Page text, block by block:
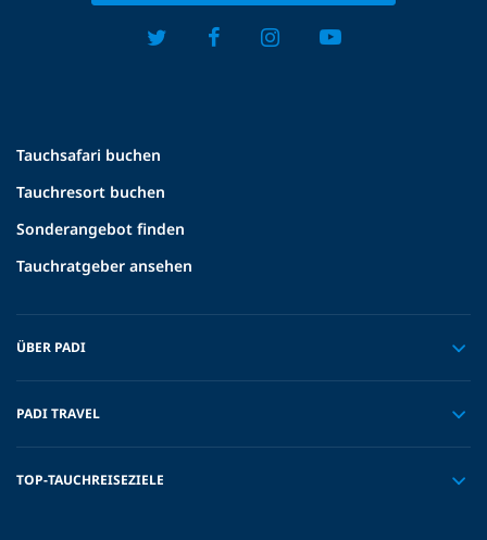
Tauchsafari buchen
Tauchresort buchen
Sonderangebot finden
Tauchratgeber ansehen
ÜBER PADI
PADI TRAVEL
TOP-TAUCHREISEZIELE